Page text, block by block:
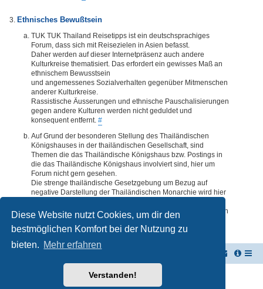
Diese Website nutzt Cookies, um dir den
bestmöglichen Komfort bei der Nutzung zu
bieten. Mehr erfahren
Verstanden!
Ethnisches Bewußtsein
TUK TUK Thailand Reisetipps ist ein deutschsprachiges
Forum, dass sich mit Reisezielen in Asien befasst.
Daher werden auf dieser Internetpräsenz auch andere
Kulturkreise thematisiert. Das erfordert ein gewisses Maß an
ethnischem Bewusstsein
und angemessenes Sozialverhalten gegenüber Mitmenschen
anderer Kulturkreise.
Rassistische Äusserungen und ethnische Pauschalisierungen
gegen andere Kulturen werden nicht geduldet und
konsequent entfernt. #
Auf Grund der besonderen Stellung des Thailändischen
Königshauses in der thailändischen Gesellschaft, sind
Themen die das Thailändische Königshaus bzw. Postings in
die das Thailändische Königshaus involviert sind, hier um
Forum nicht gern gesehen.
Die strenge thailändische Gesetzgebung um Bezug auf
negative Darstellung der Thailändischen Monarchie wird hier
deren Inhalte diesbezüglich auch nur ansatzweise bedenklich
erscheinen, kommentarlos entfernt. #
Powered byphpBB® Forum Software © phpBB Limited
Deutsche Übersetzung durchphpBB.de